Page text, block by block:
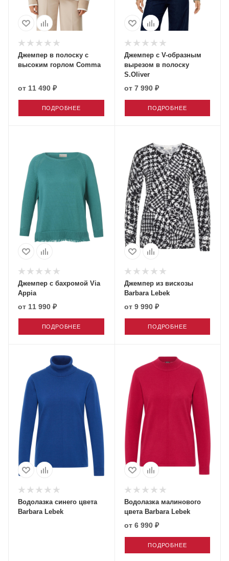
Джемпер в полоску с
высоким горлом Comma
от 11 490 ₽
ПОДРОБНЕЕ
Джемпер с V-образным
вырезом в полоску
S.Oliver
от 7 990 ₽
ПОДРОБНЕЕ
Джемпер с бахромой Via
Appia
от 11 990 ₽
ПОДРОБНЕЕ
Джемпер из вискозы
Barbara Lebek
от 9 990 ₽
ПОДРОБНЕЕ
Водолазка синего цвета
Barbara Lebek
Водолазка малинового
цвета Barbara Lebek
от 6 990 ₽
ПОДРОБНЕЕ